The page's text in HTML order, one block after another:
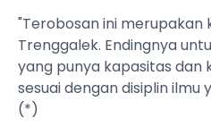
"Terobosan ini merupakan
Trenggalek. Endingnya
yang punya kapasitas dan
sesuai dengan disiplin ilmu
(*)